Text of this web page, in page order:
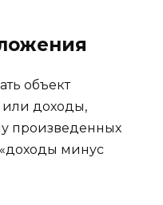
объект
доходы,
произведенных
«доходы минус